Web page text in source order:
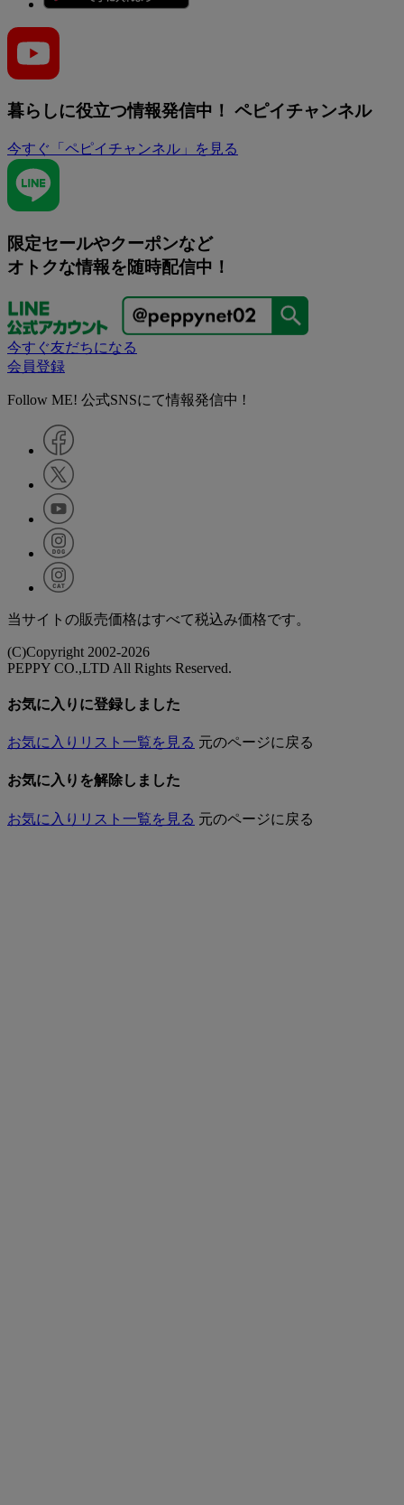
暮らしに役立つ情報発信中！ ペピイチャンネル
今すぐ「ペピイチャンネル」を見る
限定セールやクーポンなど
オトクな情報を随時配信中！
今すぐ友だちになる
会員登録
Follow ME! 公式SNSにて情報発信中 !
当サイトの販売価格はすべて税込み価格です。
(C)Copyright 2002-2026
PEPPY CO.,LTD All Rights Reserved.
お気に入りに登録しました
お気に入りリスト一覧を見る 元のページに戻る
お気に入りを解除しました
お気に入りリスト一覧を見る 元のページに戻る